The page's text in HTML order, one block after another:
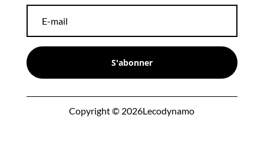
S'abonner
Copyright © 2026Lecodynamo